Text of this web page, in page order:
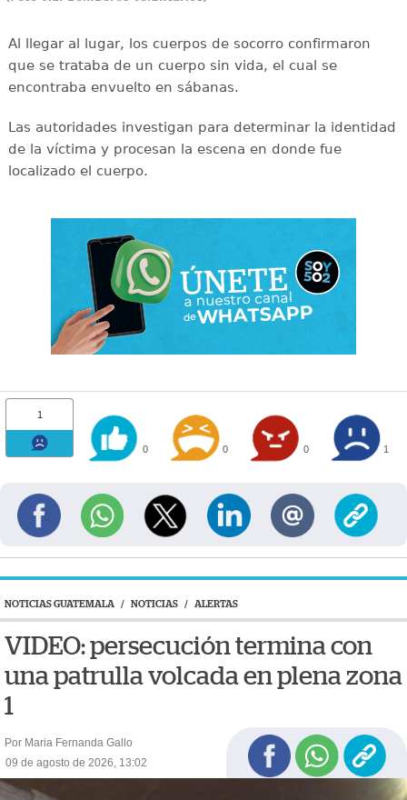
Al llegar al lugar, los cuerpos de socorro confirmaron
que se trataba de un cuerpo sin vida, el cual se
encontraba envuelto en sábanas.
Las autoridades investigan para determinar la identidad
de la víctima y procesan la escena en donde fue
localizado el cuerpo.
1
0 0 0 1
NOTICIAS GUATEMALA / NOTICIAS / ALERTAS
VIDEO: persecución termina con
una patrulla volcada en plena zona
1
Por Maria Fernanda Gallo
09 de agosto de 2026, 13:02